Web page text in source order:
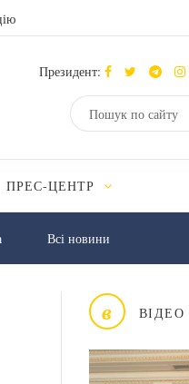
Президент:
ПРЕС-ЦЕНТР
Всі новини
в ВІДЕО